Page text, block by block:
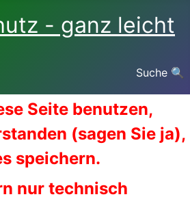
- ganz leicht
Suche 🔍
Seite benutzen,
(sagen Sie ja),
speichern.
nur technisch